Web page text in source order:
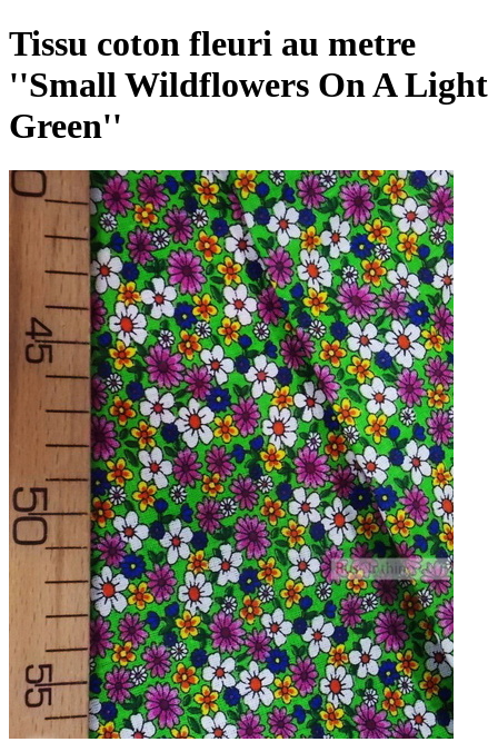
Tissu coton fleuri au metre
''Small Wildflowers On A Light
Green''